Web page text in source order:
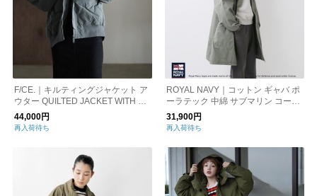
F/CE.｜キルティングジャケット ア
ウター QUILTED JACKET WITH DE
TACHABLE COLLAR エフシーイー
44,000円
再入荷待ち
ROYAL NAVY｜コットン ギャバ ポ
ーラテック 中綿 サブマリン コート
“SUBMARINE COAT” rn24fcot56-yo
31,900円
再入荷待ち